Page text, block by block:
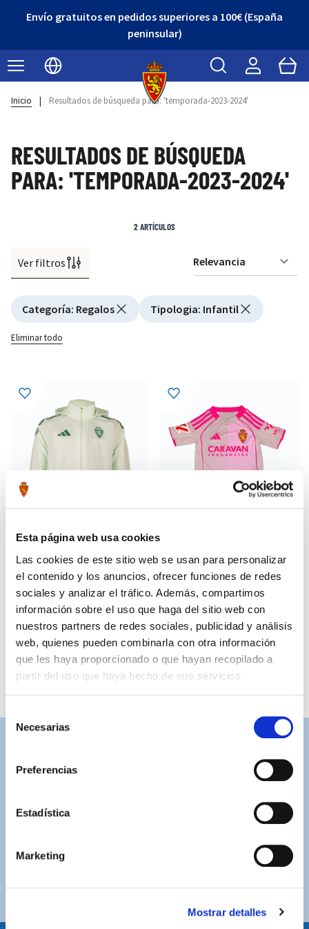
Esta página web usa cookies
Las cookies de este sitio web se usan para personalizar
el contenido y los anuncios, ofrecer funciones de redes
sociales y analizar el tráfico. Además, compartimos
información sobre el uso que haga del sitio web con
nuestros partners de redes sociales, publicidad y análisis
web, quienes pueden combinarla con otra información
que les haya proporcionado o que hayan recopilado a
partir del uso que haya hecho de sus servicios.
Necesarias
Preferencias
Estadística
Marketing
Mostrar detalles
Envío gratuitos en pedidos superiores a 100€ (España
peninsular)
Seleccionar idioma
Buscar Cart
Inicio | Resultados de búsqueda para: 'temporada-2023-2024'
RESULTADOS DE BÚSQUEDA
PARA: 'TEMPORADA-2023-2024'
Ver filtros
Active filtering
Categoría: Regalos Tipologia: Infantil
Eliminar todo
2ARTÍCULOS
CHUBASQUERO ENTRENO
PORTERO 25-26 VERDE
44,79 €
79,99 €
MINIKIT AWAY 25-26
48,99 €
69,99 €
Contacta con nosotros para solucionar cualquier duda.
Por compras superiores a 100€ (España peninsular)
COMPRAS SEGURAS
Plataforma de pago segura a través de tarjeta o
PayPal.